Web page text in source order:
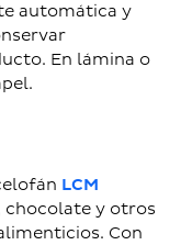
automática y
En lámina o
LCM
chocolate y otros
Con